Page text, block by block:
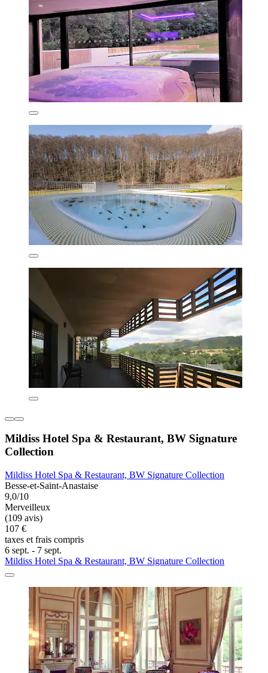
Mildiss Hotel Spa & Restaurant, BW Signature
Collection
Mildiss Hotel Spa & Restaurant, BW Signature Collection
Besse-et-Saint-Anastaise
9,0/10
Merveilleux
(109 avis)
107 €
taxes et frais compris
6 sept. - 7 sept.
Mildiss Hotel Spa & Restaurant, BW Signature Collection